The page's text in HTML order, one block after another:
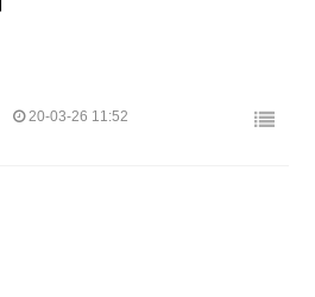
20-03-26 11:52